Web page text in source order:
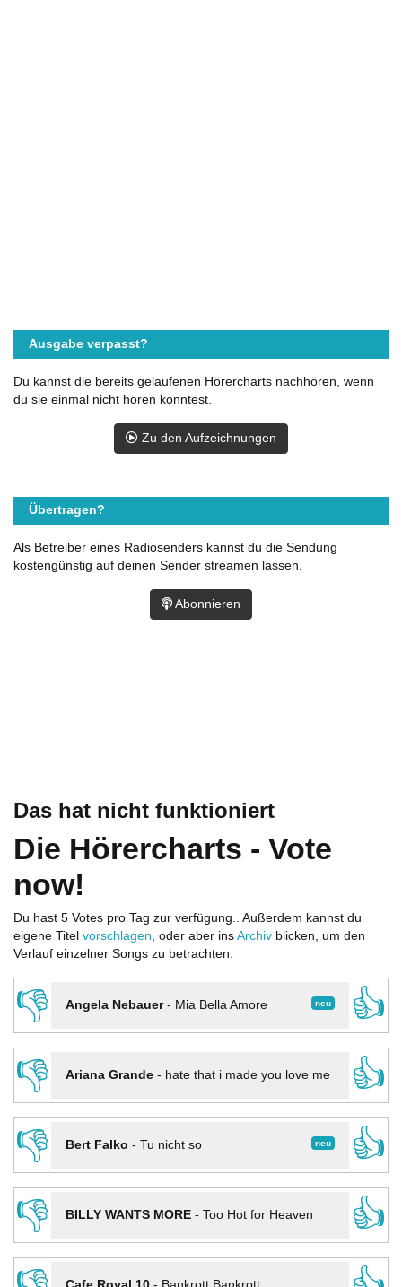
Das hat nicht funktioniert
Die Hörercharts - Vote
now!
Du hast 5 Votes pro Tag zur verfügung.. Außerdem kannst du
eigene Titel vorschlagen, oder aber ins Archiv blicken, um den
Verlauf einzelner Songs zu betrachten.
👎 neu
Angela Nebauer- Mia Bella Amore
👍
👎
Ariana Grande- hate that i made you love me
👍
👎
neu
Bert Falko - Tu nicht so
👍
👎
BILLY WANTS MORE- Too Hot for Heaven
👍
Ausgabe verpasst?
Du kannst die bereits gelaufenen Hörercharts nachhören, wenn
du sie einmal nicht hören konntest.
Zu den Aufzeichnungen
Übertragen?
Als Betreiber eines Radiosenders kannst du die Sendung
kostengünstig auf deinen Sender streamen lassen.
Abonnieren